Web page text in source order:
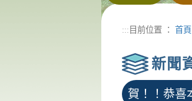
::: 目前位置 ： 首頁
新聞
賀！！恭喜